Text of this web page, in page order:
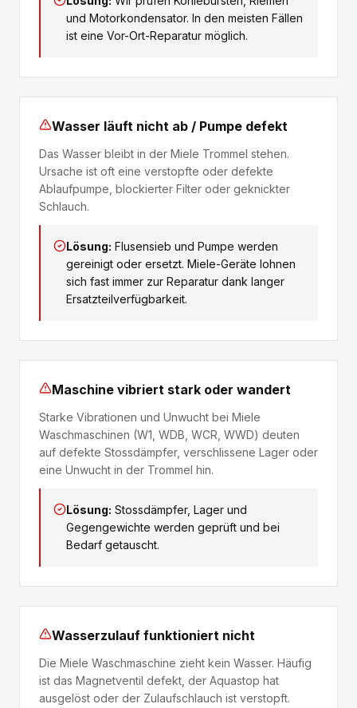
und Motorkondensator. In den meisten Fällen
ist eine Vor-Ort-Reparatur möglich.
Wasser läuft nicht ab / Pumpe defekt
Das Wasser bleibt in der Miele Trommel stehen.
Ursache ist oft eine verstopfte oder defekte
Ablaufpumpe, blockierter Filter oder geknickter
Schlauch.
Lösung: Flusensieb und Pumpe werden
gereinigt oder ersetzt. Miele-Geräte lohnen
sich fast immer zur Reparatur dank langer
Ersatzteilverfügbarkeit.
Maschine vibriert stark oder wandert
Starke Vibrationen und Unwucht bei Miele
Waschmaschinen (W1, WDB, WCR, WWD) deuten
auf defekte Stossdämpfer, verschlissene Lager oder
eine Unwucht in der Trommel hin.
Lösung: Stossdämpfer, Lager und
Gegengewichte werden geprüft und bei
Bedarf getauscht.
Wasserzulauf funktioniert nicht
Die Miele Waschmaschine zieht kein Wasser. Häufig
ist das Magnetventil defekt, der Aquastop hat
ausgelöst oder der Zulaufschlauch ist verstopft.